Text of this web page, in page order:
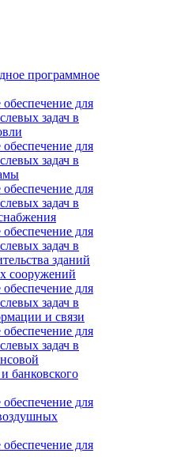
программное
для
задач в
для
задач в
для
задач в
для
задач в
зданий
сооружений
для
задач в
и связи
для
задач в
банковского
для
для